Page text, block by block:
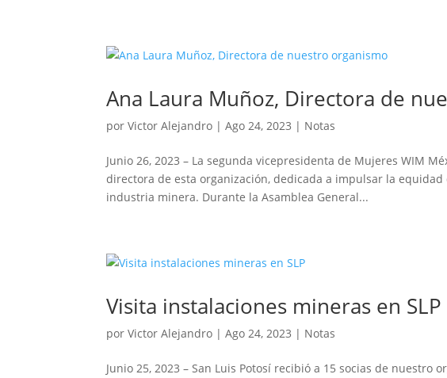
Ana Laura Muñoz, Directora de
porVictor Alejandro |Ago 24, 2023 | Notas
Junio 26, 2023 – La segunda vicepresidenta de Mujeres WIM
directora de esta organización, dedicada a impulsar la
industria minera. Durante la Asamblea General...
Visita instalaciones mineras en SLP
porVictor Alejandro |Ago 24, 2023 | Notas
Junio 25, 2023 – San Luis Potosí recibió a 15 socias de nuestro